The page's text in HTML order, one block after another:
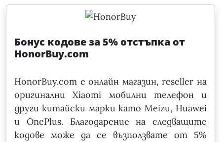
Бонус кодове за 5% отстъпка от
HonorBuy.com
HonorBuy.com е онлайн магазин, reseller на
оригинални Xiaomi мобилни телефон и
други китайски марки като Meizu, Huawei
и OnePlus. Благодарение на следващите
кодове може да се възползвате от 5%